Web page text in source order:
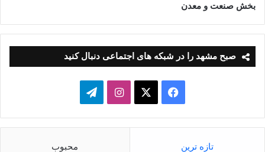
بخش صنعت و معدن
صبح مشهد را در شبکه های اجتماعی دنبال کنید
فیسبوک ایکساینستاگرامتلگرام
تازه ترین محبوب